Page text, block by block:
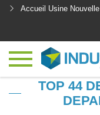
Accueil Usine Nouvelle
TOP 44